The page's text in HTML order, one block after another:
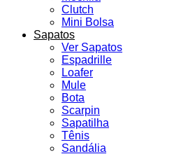
Clutch
Mini Bolsa
Sapatos
Ver Sapatos
Espadrille
Loafer
Mule
Bota
Scarpin
Sapatilha
Tênis
Sandália